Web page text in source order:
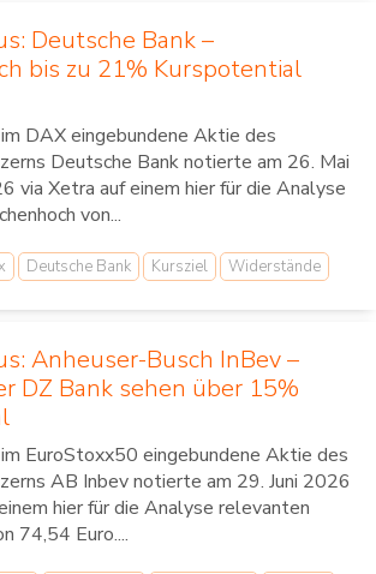
Deutsche Bank –
bis zu 21% Kurspotential
DAX eingebundene Aktie des
Deutsche Bank notierte am 26. Mai
via Xetra auf einem hier für die Analyse
von...
Deutsche Bank Kursziel Widerstände
Anheuser-Busch InBev –
DZ Bank sehen über 15%
EuroStoxx50 eingebundene Aktie des
AB Inbev notierte am 29. Juni 2026
hier für die Analyse relevanten
74,54 Euro....